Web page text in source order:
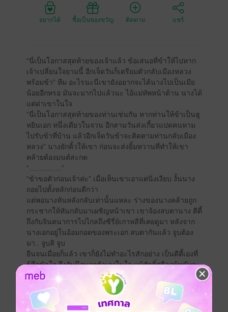
อยากได้ ซื้อเป็นของขวัญ ติดตาม แชร์
“นี่เป็นโอกาสสุดท้ายของเจ้าแล้ว ข้อเสนอที่ข้าให้ไปหาก
เจ้าเปลี่ยนใจยามนี้ อีกเจ็ดวันก็เตรียมตัวกลับเมืองหลวง
พร้อมข้า” หืม อะไรนะนี่เขายังอยากจะได้นางไปเป็นเมีย
น้อยอีกหรอ มันจะมากไปแล้วนะ ไอ้แม่ทัพหน้าด้าน นางได้
แต่ด่าเขาในใจ
“นี่เป็นโอกาสสุดท้ายของท่านเช่นกัน หากท่านให้ข้าเป็นฮู
หยินเอก หนึ่งเดียวในจวน อีกสามวันส่งเกี้ยวแปดคนหาม
ไปรับข้าที่บ้าน แล้วอีกเจ็ดวันข้าจะติดตามท่านกลับเมือง
หลวง” นางยักคิ้วให้เขา ก่อนจะส่งยิ้มหวานที่ทำให้เขา
คล้ายต้องมนต์สะกด
“................”
“ข้าขอตัวก่อนเจ้าค่ะ” เมื่อเห็นเขาเอาแต่นิ่งเงียบ งั้นนาง
ถอยไปตั้งหลักก่อนดีกว่า
แต่พอนางหันหลังกลับเท่านั้นแหละ ร่างของนางคล้ายถูก
กระชากให้หันกลับมาเผชิญหน้าเขา เขาจ้องสบตานาง ตีตี้
ถึงกับจินตนาการไปไกลถึงซีรี่ย์เกาหลีที่เคยดูมา หลังจาก
นางเอกอยู่ในอ้อมกอดของพระเอก สบตากันแล้ว จูบต้อง
มา.. จูบสิ จูบ
ยืนจนเมื่อยก็แล้ว เขาก็ยังไม่ทำอะไรสักอย่าง เป็นตีตี้เองที่
รู้สึกขัดใจ ถึงกับนึกบอกตัวเองในใจ แม้ศักดิ์ศรีลูกผู้หญิงจะ
ค้ำคออยู่ก็ตาม ด้วยความรำคาญนางจึงลงมือเองซะเลย ตี
ตี้ยกมือขึ้นไปจับใบหน้าเขาไว้ ก่อนจะแขย่งปลายเท้าขึ้น
ไปประกบริมฝีปากหนา แต่ก็เป็นจูบที่เต็มไปด้วยความ
เงอะงะ เพราะตีตี้นั้นทฤษฎีเพียบ ปฏิบัติแย่ แต่พอจะถอนจูบ